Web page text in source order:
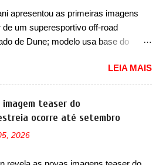
que aconteceu no primeiro
Na dianteira, o sedã conta com
mais quadrados e compactos, com
a ser vendido na China apenas
Junto das mudanças visuais, a
confirmou que ele pode ser um dos
elétrico. Chamado de ’16 em 1’,
chamado de Thunder, ele apresenta
de eficiência térmica e integra
de hardware. Entre eles, motor
controlador de motor, redutor,
VCU, TMS, controle ativo de pré-
apresentou as primeiras imagens
de um superesportivo off-road
de Dune; modelo usa base do
apresentou as primeiras imagens
de um novo superesportivo que vai
aos seus consumidores. Trata-se do
cupê superesportivo que terá uma
recentemente tiveram, como o
LEIA MAIS
teaser do
ocorre até setembro
2026